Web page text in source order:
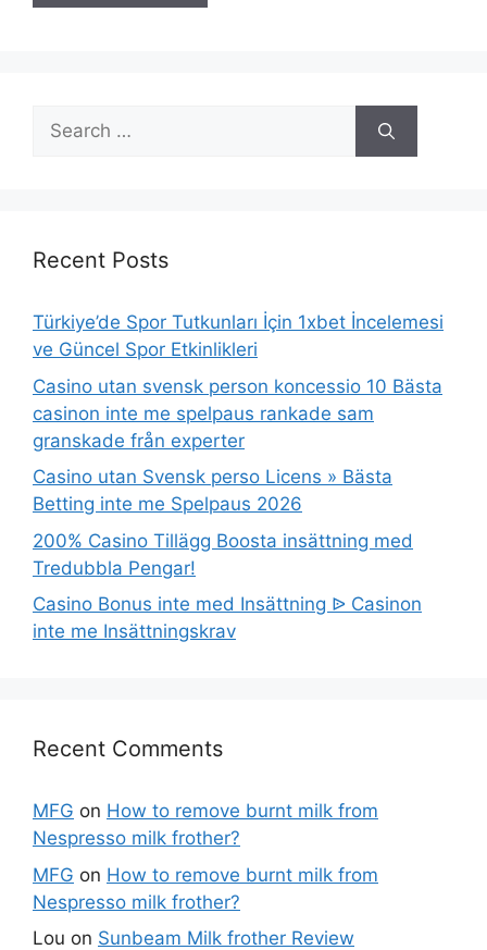
Search
for:
Recent Posts
Türkiye’de Spor Tutkunları İçin 1xbet İncelemesi
ve Güncel Spor Etkinlikleri
Casino utan svensk person koncessio 10 Bästa
casinon inte me spelpaus rankade sam
granskade från experter
Casino utan Svensk perso Licens » Bästa
Betting inte me Spelpaus 2026
200% Casino Tillägg Boosta insättning med
Tredubbla Pengar!
Casino Bonus inte med Insättning ᐉ Casinon
inte me Insättningskrav
Recent Comments
MFG on How to remove burnt milk from
Nespresso milk frother?
MFG on How to remove burnt milk from
Nespresso milk frother?
Lou on Sunbeam Milk frother Review